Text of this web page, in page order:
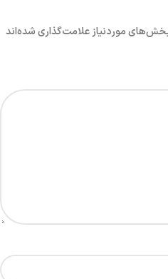
موردنیاز علامت‌گذاری شده‌اند